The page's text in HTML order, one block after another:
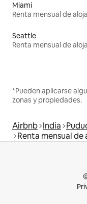
Miami
Seattle
*Pueden aplicarse
zonas y propiedades.
Airbnb India
Renta mensual